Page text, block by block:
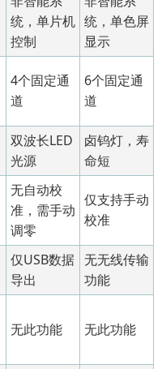
统，单片机
控制
统，单色屏
显示
4个固定通
道
6个固定通
道
双波长LED
光源
卤钨灯，寿
命短
无自动校
准，需手动
调零
仅支持手动
校准
仅USB数据
导出
无无线传输
功能
无此功能 无此功能